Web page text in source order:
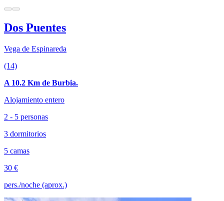
Dos Puentes
Vega de Espinareda
(14)
A 10.2 Km de Burbia.
Alojamiento entero
2 - 5 personas
3 dormitorios
5 camas
30 €
pers./noche (aprox.)